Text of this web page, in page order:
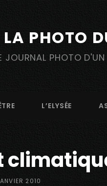
LA PHOTO
JOURNAL PHOTO
L’ELYSÉE
2010